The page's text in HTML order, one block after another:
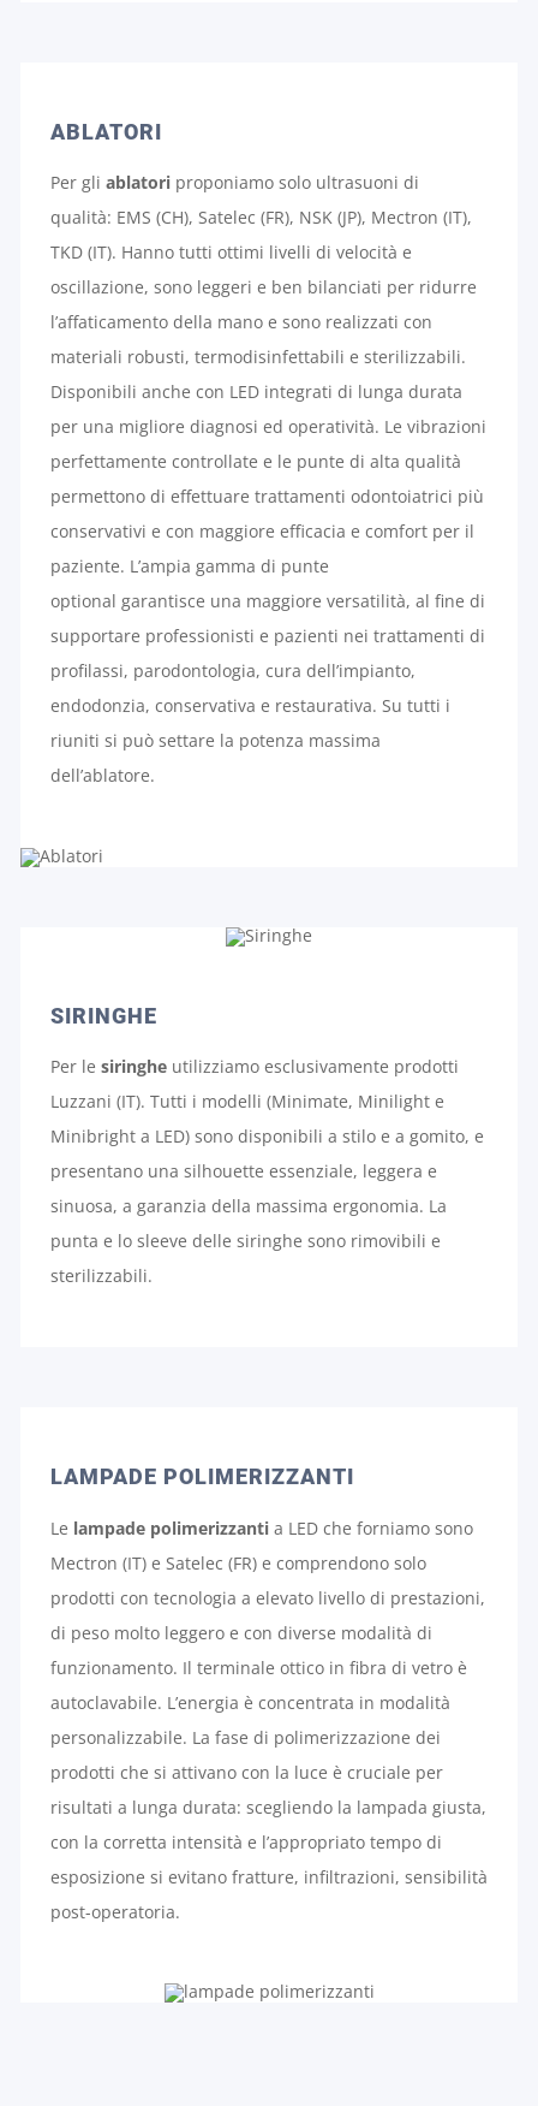
ABLATORI
Per gli ablatoriproponiamo solo ultrasuoni di
qualità: EMS (CH), Satelec (FR), NSK (JP), Mectron (IT),
TKD (IT). Hanno tutti ottimi livelli di velocità e
oscillazione, sono leggeri e ben bilanciati per ridurre
l’affaticamento della mano e sono realizzati con
materiali robusti, termodisinfettabili e sterilizzabili.
Disponibili anche con LED integrati di lunga durata
per una migliore diagnosi ed operatività. Le vibrazioni
perfettamente controllate e le punte di alta qualità
permettono di effettuare trattamenti odontoiatrici più
conservativi e con maggiore efficacia e comfort per il
paziente. L’ampia gamma di punte
optional garantisce una maggiore versatilità, al fine di
supportare professionisti e pazienti nei trattamenti di
profilassi, parodontologia, cura dell’impianto,
endodonzia, conservativa e restaurativa. Su tutti i
riuniti si può settare la potenza massima
dell’ablatore.
SIRINGHE
Per le siringheutilizziamo esclusivamente prodotti
Luzzani (IT). Tutti i modelli (Minimate, Minilight e
Minibright a LED) sono disponibili a stilo e a gomito, e
presentano una silhouette essenziale, leggera e
sinuosa, a garanzia della massima ergonomia. La
punta e lo sleeve delle siringhe sono rimovibili e
sterilizzabili.
LAMPADE POLIMERIZZANTI
Le lampade polimerizzantia LED che forniamo sono
Mectron (IT) e Satelec (FR) e comprendono solo
prodotti con tecnologia a elevato livello di prestazioni,
di peso molto leggero e con diverse modalità di
funzionamento. Il terminale ottico in fibra di vetro è
autoclavabile. L’energia è concentrata in modalità
personalizzabile. La fase di polimerizzazione dei
prodotti che si attivano con la luce è cruciale per
risultati a lunga durata: scegliendo la lampada giusta,
con la corretta intensità e l’appropriato tempo di
esposizione si evitano fratture, infiltrazioni, sensibilità
post-operatoria.